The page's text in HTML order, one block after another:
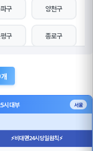
구 양천구
구 종로구
시대부 서울
⚡비대면24시당일원칙⚡